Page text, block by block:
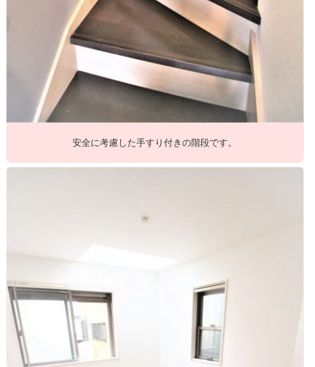
安全に考慮した手すり付きの階段です。